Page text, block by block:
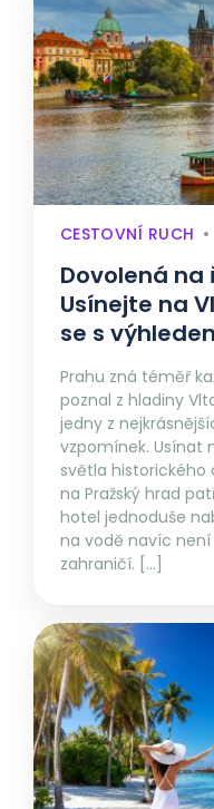
CESTOVNÍ RUCH
Dovolená na
Usínejte na
se s
Prahu zná téměř
poznal z hladiny
jedny z
vzpomínek. Usínat
světla
na Pražský hrad
hotel jednoduše
na vodě navíc
zahraničí. […]